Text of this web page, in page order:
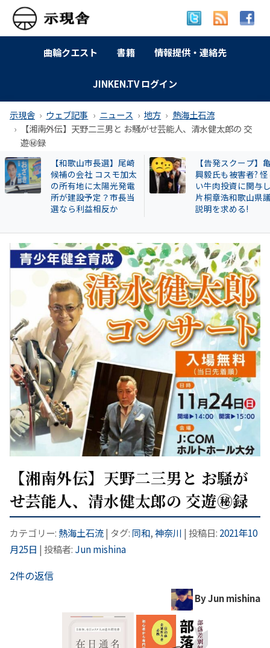
曲輪クエスト 書籍 情報提供・連絡先
JINKEN.TV ログイン
示現舎 ウェブ記事 ニュース 地方
熱海土石流
【湘南外伝】天野二三男と お騒がせ芸能人、清水健太郎の 交
遊㊙録
【告発スクープ】亀田
興毅氏も被害者? 怪し
い牛肉投資に関与した
片桐章浩和歌山県議に
説明を求める!
【岐南町】セクハ
動その後 議員全員
〝謎ルール〟導入
会は混乱！現町長
撃すると…
【湘南外伝】天野二三男と お騒が
せ芸能人、清水健太郎の 交遊㊙録
カテゴリー: 熱海土石流| タグ: 同和,神奈川 | 投稿日: 2021年10
月25日 | 投稿者: Jun mishina
2件の返信
By Jun mishina